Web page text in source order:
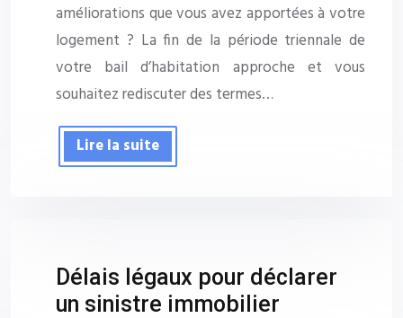
améliorations que vous avez apportées à votre
logement ? La fin de la période triennale de
votre bail d’habitation approche et vous
souhaitez rediscuter des termes…
Lire la suite
Délais légaux pour déclarer
un sinistre immobilier